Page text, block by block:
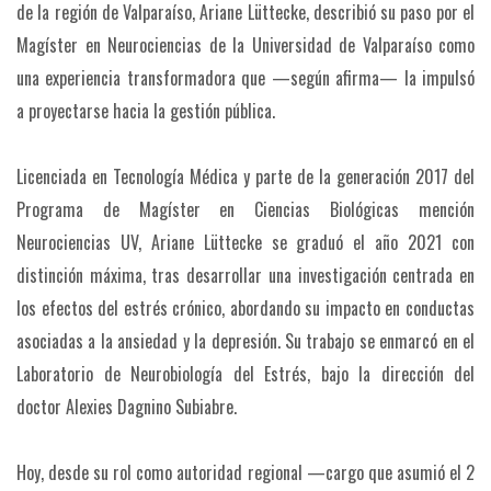
de la región de Valparaíso, Ariane Lüttecke, describió su paso por el
Magíster en Neurociencias de la Universidad de Valparaíso como
una experiencia transformadora que —según afirma— la impulsó
a proyectarse hacia la gestión pública.
Licenciada en Tecnología Médica y parte de la generación 2017 del
Programa de Magíster en Ciencias Biológicas mención
Neurociencias UV, Ariane Lüttecke se graduó el año 2021 con
distinción máxima, tras desarrollar una investigación centrada en
los efectos del estrés crónico, abordando su impacto en conductas
asociadas a la ansiedad y la depresión. Su trabajo se enmarcó en el
Laboratorio de Neurobiología del Estrés, bajo la dirección del
doctor Alexies Dagnino Subiabre.
Hoy, desde su rol como autoridad regional —cargo que asumió el 2